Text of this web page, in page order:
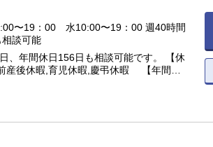
〜19：00 水10:00〜19：00 週40時間
談可能
、年間休日156日も相談可能です。 【休
産後休暇,育児休暇,慶弔休暇 【年間休